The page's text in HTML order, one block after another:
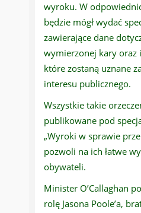
wyroku. W
będzie mógł wydać
zawierające dane
wymierzonej kary oraz
które zostaną uznane
interesu publicznego.
Wszystkie takie
publikowane pod
„Wyroki w sprawie
pozwoli na ich łatwe
obywateli.
Minister O’Callaghan
rolę Jasona Poole’a,